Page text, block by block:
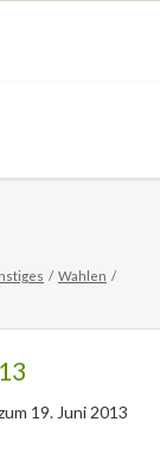
Wahlen
19. Juni 2013